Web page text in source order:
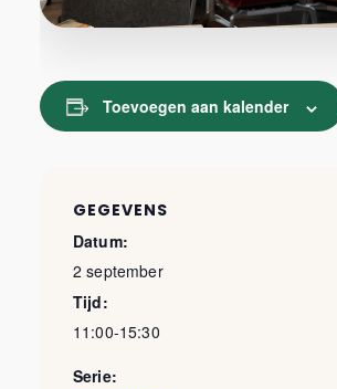
Toevoegen aan kalender
GEGEVENS
Datum:
2 september
Tijd:
11:00-15:30
Serie: